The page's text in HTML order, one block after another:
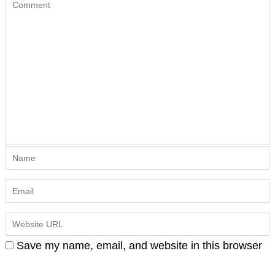
Save my name, email, and website in this browser